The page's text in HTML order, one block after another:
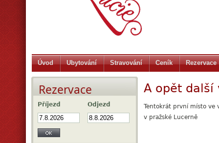
Rezervace
Příjezd Odjezd
Úvod Ubytování Stravování Ceník Rezervace
A opět další
Tentokrát první místo ve
v pražské Lucerně